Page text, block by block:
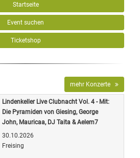
Startseite
Event suchen
Ticketshop
mehr Konzerte
Lindenkeller Live Clubnacht Vol. 4 - Mit:
Die Pyramiden von Giesing, George
John, Mauricaa, DJ Taita & Aelem7
30.10.2026
Freising